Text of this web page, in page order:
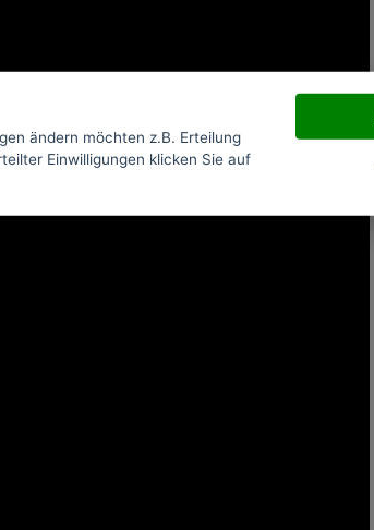
ändern möchten z.B. Erteilung
Einwilligungen klicken Sie auf